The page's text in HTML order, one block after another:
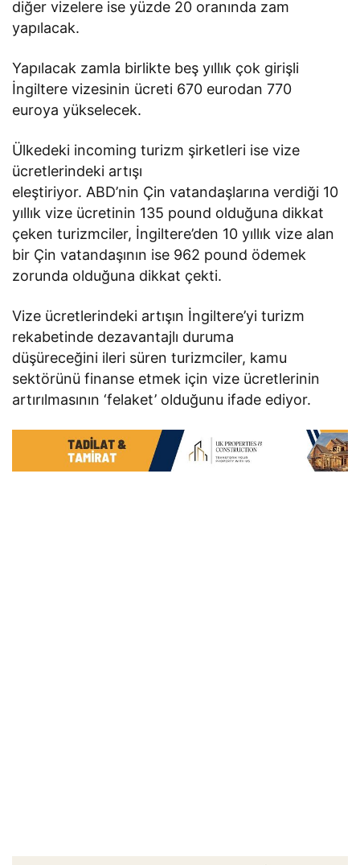
diğer vizelere ise yüzde 20 oranında zam
yapılacak.
Yapılacak zamla birlikte beş yıllık çok girişli
İngiltere vizesinin ücreti 670 eurodan 770
euroya yükselecek.
Ülkedeki incoming turizm şirketleri ise vize
ücretlerindeki artışı
eleştiriyor. ABD’nin Çin vatandaşlarına verdiği 10
yıllık vize ücretinin 135 pound olduğuna dikkat
çeken turizmciler, İngiltere’den 10 yıllık vize alan
bir Çin vatandaşının ise 962 pound ödemek
zorunda olduğuna dikkat çekti.
Vize ücretlerindeki artışın İngiltere’yi turizm
rekabetinde dezavantajlı duruma
düşüreceğini ileri süren turizmciler, kamu
sektörünü finanse etmek için vize ücretlerinin
artırılmasının ‘felaket’ olduğunu ifade ediyor.